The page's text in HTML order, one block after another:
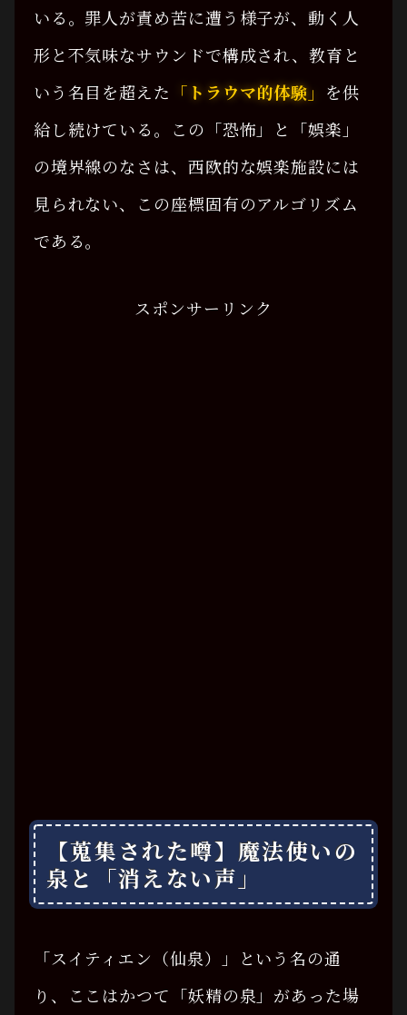
いる。罪人が責め苦に遭う様子が、動く人
形と不気味なサウンドで構成され、教育と
いう名目を超えた 「トラウマ的体験」 を供
給し続けている。この「恐怖」と「娯楽」
の境界線のなさは、西欧的な娯楽施設には
見られない、この座標固有のアルゴリズム
である。
スポンサーリンク
【蒐集された噂】魔法使いの
泉と「消えない声」
「スイティエン（仙泉）」という名の通
り、ここはかつて「妖精の泉」があった場